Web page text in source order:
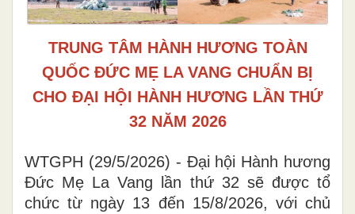
TRUNG TÂM HÀNH HƯƠNG TOÀN
QUỐC ĐỨC MẸ LA VANG CHUẨN BỊ
CHO ĐẠI HỘI HÀNH HƯƠNG LẦN THỨ
32 NĂM 2026
WTGPH (29/5/2026) - Đại hội Hành hương
Đức Mẹ La Vang lần thứ 32 sẽ được tổ
chức từ ngày 13 đến 15/8/2026, với chủ